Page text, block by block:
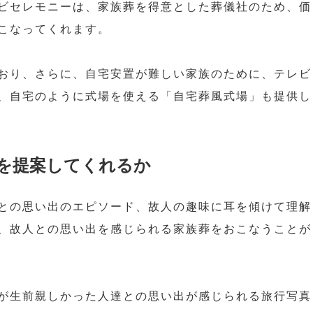
セレモニーは、家族葬を得意とした葬儀社のため、価
なってくれます。
り、さらに、自宅安置が難しい家族のために、テレビ
自宅のように式場を使える「自宅葬風式場」も提供し
提案してくれるか
の思い出のエピソード、故人の趣味に耳を傾けて理解
故人との思い出を感じられる家族葬をおこなうことが
生前親しかった人達との思い出が感じられる旅行写真